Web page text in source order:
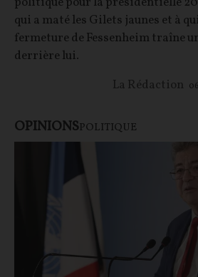
qui a maté les Gilets jaunes et à
fermeture de Fessenheim traîne
derrière lui.
La Rédaction
OPINIONSPOLITIQUE